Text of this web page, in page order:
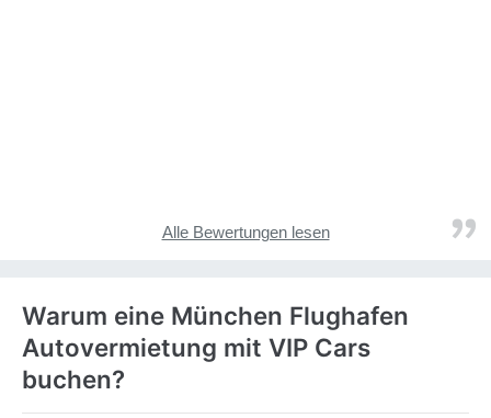
Alle Bewertungen lesen
Warum eine München Flughafen
Autovermietung mit VIP Cars
buchen?